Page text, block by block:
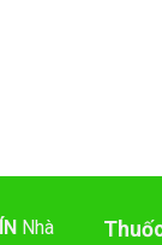
Nhà